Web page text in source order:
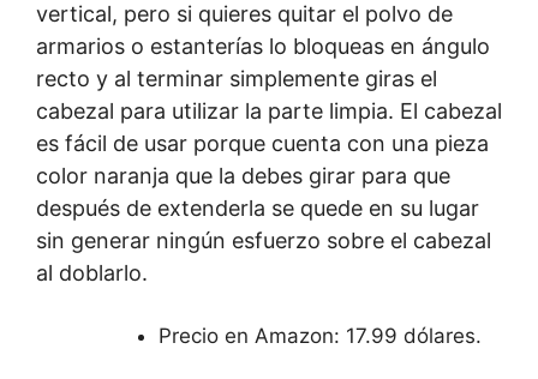
vertical, pero si quieres quitar el polvo de
armarios o estanterías lo bloqueas en ángulo
recto y al terminar simplemente giras el
cabezal para utilizar la parte limpia. El cabezal
es fácil de usar porque cuenta con una pieza
color naranja que la debes girar para que
después de extenderla se quede en su lugar
sin generar ningún esfuerzo sobre el cabezal
al doblarlo.
Precio en Amazon: 17.99 dólares.